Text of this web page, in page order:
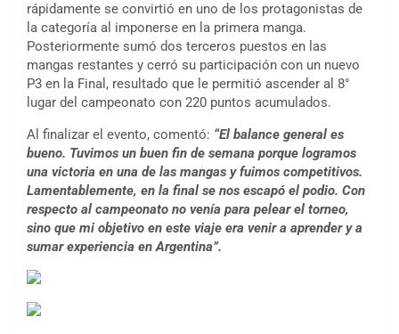
rápidamente se convirtió en uno de los protagonistas de
la categoría al imponerse en la primera manga.
Posteriormente sumó dos terceros puestos en las
mangas restantes y cerró su participación con un nuevo
P3 en la Final, resultado que le permitió ascender al 8°
lugar del campeonato con 220 puntos acumulados.
Al finalizar el evento, comentó: “El balance general es
bueno. Tuvimos un buen fin de semana porque logramos
una victoria en una de las mangas y fuimos competitivos.
Lamentablemente, en la final se nos escapó el podio. Con
respecto al campeonato no venía para pelear el torneo,
sino que mi objetivo en este viaje era venir a aprender y a
sumar experiencia en Argentina”.